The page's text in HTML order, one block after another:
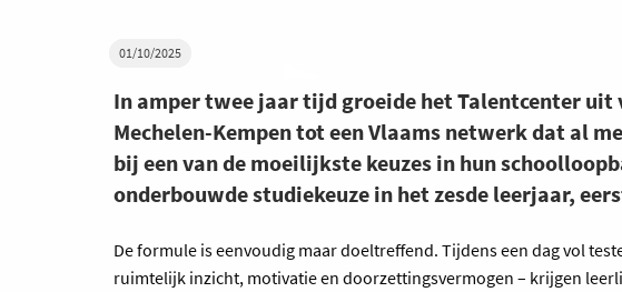
01/10/2025
In amper twee jaar tijd groeide het Talentcenter uit
Mechelen-Kempen tot een Vlaams netwerk dat al
bij een van de moeilijkste keuzes in hun
onderbouwde studiekeuze in het zesde leerjaar,
De formule is eenvoudig maar doeltreffend. Tijdens een dag vol
ruimtelijk inzicht, motivatie en doorzettingsvermogen – krijgen